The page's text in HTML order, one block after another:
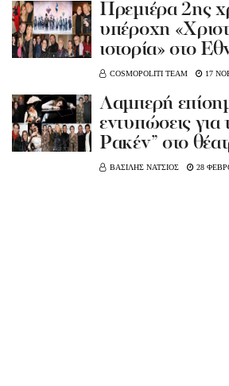
Πρεμιέρα 2ης
υπέροχη
ιστορία» στο
COSMOPOLITI TEAM 17
Λαμπερή
εντυπώσεις για
Ρακέν” στο
ΒΑΣΙΛΗΣ ΝΑΤΣΙΟΣ 28